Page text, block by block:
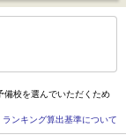
校を選んでいただくため
ランキング算出基準について